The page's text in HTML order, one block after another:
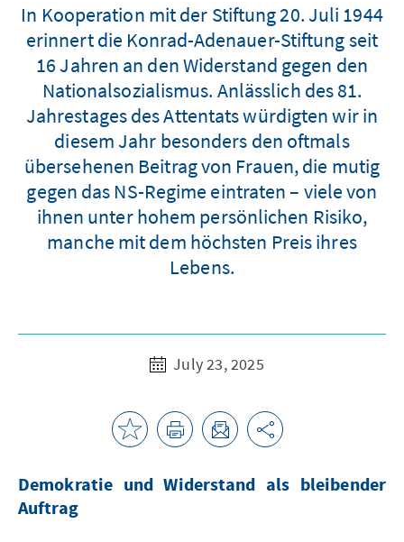
In Kooperation mit der Stiftung 20. Juli 1944
erinnert die Konrad-Adenauer-Stiftung seit
16 Jahren an den Widerstand gegen den
Nationalsozialismus. Anlässlich des 81.
Jahrestages des Attentats würdigten wir in
diesem Jahr besonders den oftmals
übersehenen Beitrag von Frauen, die mutig
gegen das NS-Regime eintraten – viele von
ihnen unter hohem persönlichen Risiko,
manche mit dem höchsten Preis ihres
Lebens.
July 23, 2025
Demokratie und Widerstand als bleibender
Auftrag